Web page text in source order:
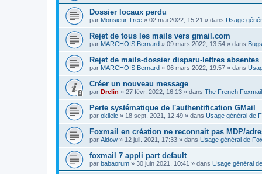
Dossier locaux perdu
par Monsieur Tree » 02 mai 2022, 15:21 » dans Usage
Rejet de tous les mails vers gmail.com
par MARCHOIS Bernard » 09 mars 2022, 13:54 » dans
Rejet de mails-dossier disparu-lettres absentes
par MARCHOIS Bernard » 06 mars 2022, 19:57 » dans
Créer un nouveau message
par Drelin » 27 févr. 2022, 16:13 » dans The French
Perte systématique de l'authentification GMail
par okilele » 18 sept. 2021, 12:49 » dans Usage général de
Foxmail en création ne reconnait pas MDP/
par Aldow » 12 juil. 2021, 17:33 » dans Usage général de
foxmail 7 appli part default
par babaorum » 30 juin 2021, 10:41 » dans Usage général